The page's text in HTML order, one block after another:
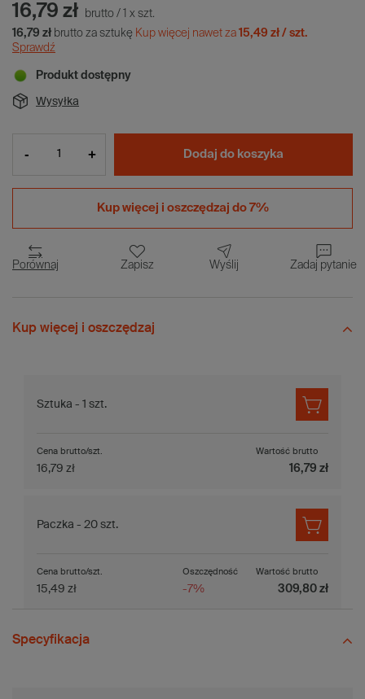
16,79 zł brutto / 1 x szt.
16,79 zł brutto za sztukę Kup więcej nawet za 15,49 zł / szt.
Sprawdź
Produkt dostępny
Wysyłka
- + Dodaj do koszyka
Kup więcej i oszczędzaj do 7%
Porównaj Zapisz Wyślij Zadaj pytanie
Kup więcej i oszczędzaj
Sztuka - 1 szt.
Cena brutto/szt.
16,79 zł
Wartość brutto
16,79 zł
Paczka - 20 szt.
Oszczędność
-7%
Cena brutto/szt.
15,49 zł
Wartość brutto
309,80 zł
Specyfikacja